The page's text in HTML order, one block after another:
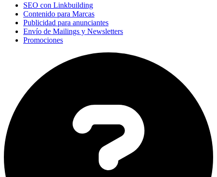
SEO con Linkbuilding
Contenido para Marcas
Publicidad para anunciantes
Envío de Mailings y Newsletters
Promociones